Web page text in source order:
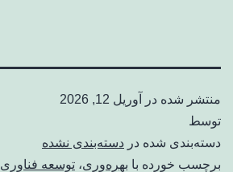
منتشر شده در
آوریل 12, 2026
توسط
دسته‌بندی شده در دسته‌بندی نشده
برچسب خورده با بهره‌وری، توسعه فناوری